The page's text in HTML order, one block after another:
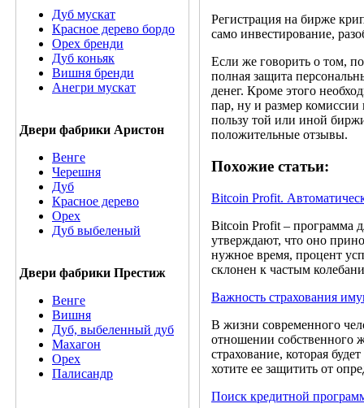
Дуб мускат
Красное дерево бордо
Орех бренди
Дуб коньяк
Вишня бренди
Анегри мускат
Двери фабрики Аристон
Венге
Черешня
Дуб
Красное дерево
Орех
Дуб выбеленый
Двери фабрики Престиж
Венге
Вишня
Дуб, выбеленный дуб
Махагон
Орех
Палисандр
Регистрация на бирже
само инвестирование,
Если же говорить о том,
полная защита
денег. Кроме этого
пар, ну и размер
пользу той или иной
положительные отзывы.
Похожие статьи:
Bitcoin Profit.
Bitcoin Profit – программа
утверждают, что оно
нужное время, процент
склонен к частым
Важность страхования
В жизни современного
отношении собственного
страхование, которая
хотите ее защитить от
Поиск кредитной